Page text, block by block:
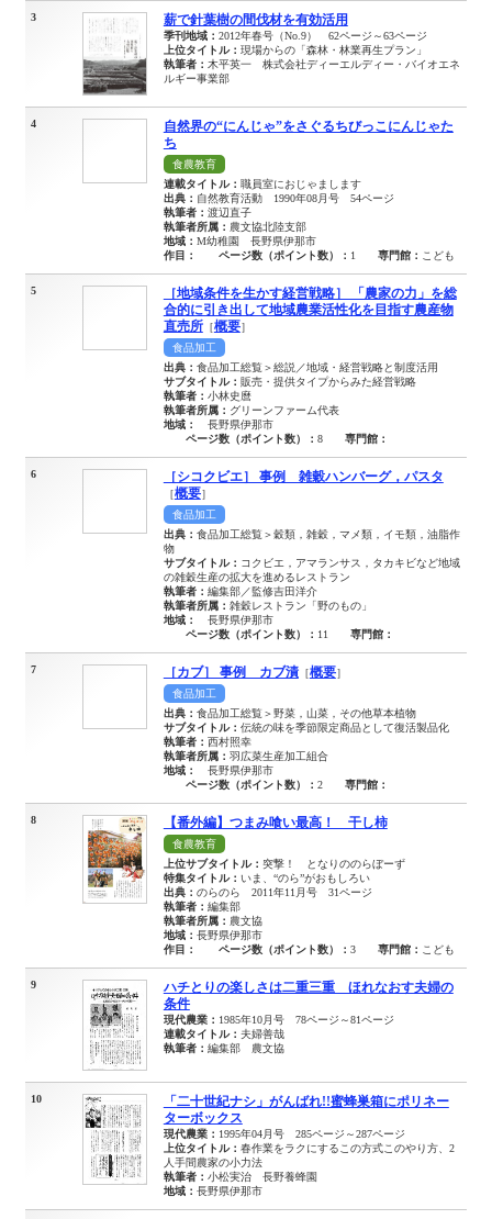
3 薪で針葉樹の間伐材を有効活用
季刊地域： 2012年春号（No.9） 62ページ～63ページ
上位タイトル： 現場からの「森林・林業再生プラン」
執筆者： 木平英一 株式会社ディーエルディー・バイオエネ
ルギー事業部
4
自然界の“にんじゃ”をさぐるちびっこにんじゃた
ち
食農教育
連載タイトル： 職員室におじゃまします
出典： 自然教育活動 1990年08月号 54ページ
執筆者： 渡辺直子
執筆者所属： 農文協北陸支部
地域： M幼稚園 長野県伊那市
作目：
ページ数（ポイント数）： 1 専門館： こども
5
［地域条件を生かす経営戦略］ 「農家の力」を総
合的に引き出して地域農業活性化を目指す農産物
直売所［概要］
食品加工
出典： 食品加工総覧＞総説／地域・経営戦略と制度活用
サブタイトル： 販売・提供タイプからみた経営戦略
執筆者： 小林史麿
執筆者所属： グリーンファーム代表
地域：
長野県伊那市
ページ数（ポイント数）： 8 専門館：
6 ［シコクビエ］ 事例 雑穀ハンバーグ，パスタ
［概要］
食品加工
出典： 食品加工総覧＞穀類，雑穀，マメ類，イモ類，油脂作
物
サブタイトル： コクビエ，アマランサス，タカキビなど地域
の雑穀生産の拡大を進めるレストラン
執筆者： 編集部／監修吉田洋介
執筆者所属： 雑穀レストラン「野のもの」
地域：
長野県伊那市
ページ数（ポイント数）： 11 専門館：
7 ［カブ］ 事例 カブ漬［概要］
食品加工
出典： 食品加工総覧＞野菜，山菜，その他草本植物
サブタイトル： 伝統の味を季節限定商品として復活製品化
執筆者： 西村照幸
執筆者所属： 羽広菜生産加工組合
地域：
長野県伊那市
ページ数（ポイント数）： 2 専門館：
8 【番外編】つまみ喰い最高！ 干し柿
食農教育
上位サブタイトル： 突撃！ となりののらぼーず
特集タイトル： いま、“のら”がおもしろい
出典： のらのら 2011年11月号 31ページ
執筆者： 編集部
執筆者所属： 農文協
地域： 長野県伊那市
作目：
ページ数（ポイント数）： 3 専門館： こども
9
ハチとりの楽しさは二重三重 ほれなおす夫婦の
条件
現代農業： 1985年10月号 78ページ～81ページ
連載タイトル： 夫婦善哉
執筆者： 編集部 農文協
10
「二十世紀ナシ」がんばれ!!蜜蜂巣箱にポリネー
ターボックス
現代農業： 1995年04月号 285ページ～287ページ
上位タイトル： 春作業をラクにするこの方式このやり方、2
人手間農家の小力法
執筆者： 小松実治 長野養蜂園
地域： 長野県伊那市